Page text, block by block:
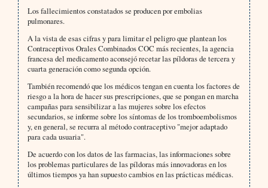
Los fallecimientos constatados se producen por embolias
pulmonares.
A la vista de esas cifras y para limitar el peligro que plantean los
Contraceptivos Orales Combinados COC más recientes, la agencia
francesa del medicamento aconsejó recetar las píldoras de tercera y
cuarta generación como segunda opción.
También recomendó que los médicos tengan en cuenta los factores de
riesgo a la hora de hacer sus prescripciones, que se pongan en marcha
campañas para sensibilizar a las mujeres sobre los efectos
secundarios, se informe sobre los síntomas de los tromboembolismos
y, en general, se recurra al método contraceptivo "mejor adaptado
para cada usuaria".
De acuerdo con los datos de las farmacias, las informaciones sobre
los problemas particulares de las píldoras más innovadoras en los
últimos tiempos ya han supuesto cambios en las prácticas médicas.